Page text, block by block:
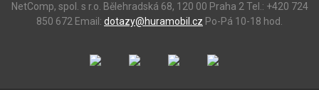
NetComp, spol. s r.o. Bělehradská 68, 120 00 Praha 2 Tel.: +420 724
850 672 Email: dotazy@huramobil.cz Po-Pá 10-18 hod.